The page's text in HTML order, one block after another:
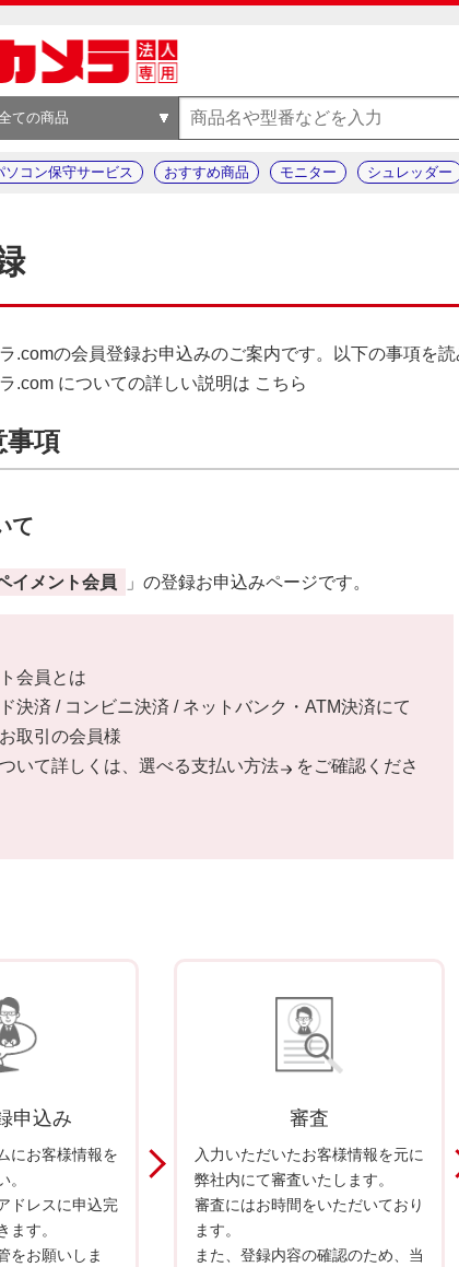
ての商品
ソコン保守サービス おすすめ商品 モニター シュレッダー
.comの会員登録お申込みのご案内です。以下の事項を読
.com についての詳しい説明は こちら
事項
て
イメント会員 」の登録お申込みページです。
会員とは
決済 / コンビニ決済 / ネットバンク・ATM決済にて
取引の会員様
いて詳しくは、 選べる支払い方法
をご確認くださ
申込み
にお客様情報を
。
ドレスに申込完
ます。
をお願いしま
審査
入力いただいたお客様情報を元に
弊社内にて審査いたします。
審査にはお時間をいただいており
ます。
また、登録内容の確認のため、当